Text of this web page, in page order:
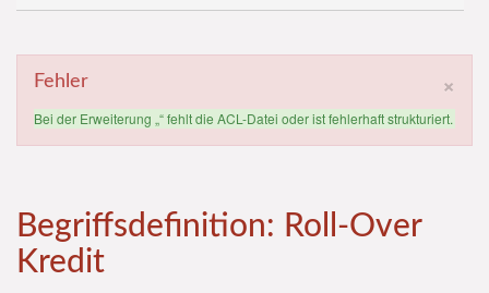
×
Fehler
Bei der Erweiterung „“ fehlt die ACL-Datei oder ist fehlerhaft strukturiert.
Begriffsdefinition: Roll-Over
Kredit